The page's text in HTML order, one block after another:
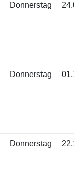
Donnerstag
Donnerstag
Donnerstag